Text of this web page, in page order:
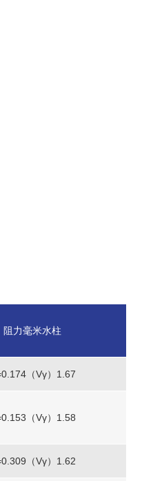
阻力毫米水柱
（Vγ）1.67
（Vγ）1.58
（Vγ）1.62